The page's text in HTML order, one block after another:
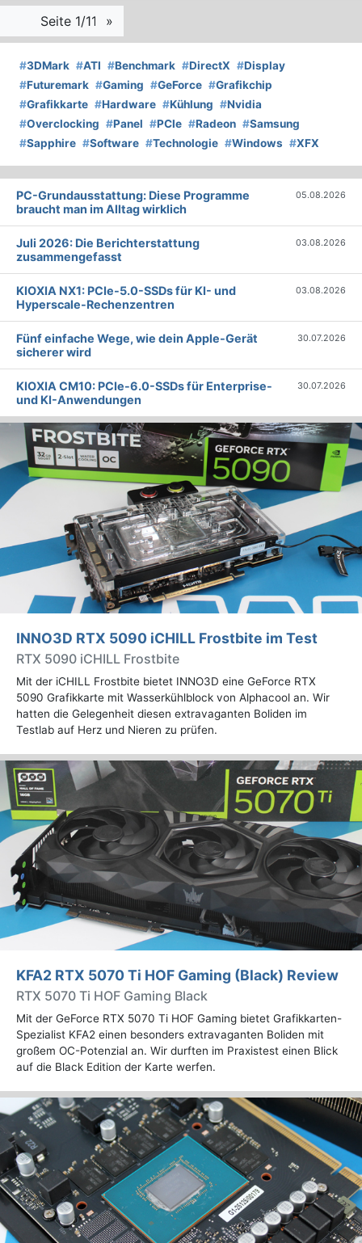
Seite 1/11 »
#3DMark #ATI #Benchmark #DirectX #Display
#Futuremark #Gaming #GeForce #Grafikchip
#Grafikkarte #Hardware #Kühlung #Nvidia
#Overclocking #Panel #PCIe #Radeon #Samsung
#Sapphire #Software #Technologie #Windows #XFX
PC-Grundausstattung: Diese Programme
braucht man im Alltag wirklich
05.08.2026
Juli 2026: Die Bericht­erstattung
zusammengefasst
03.08.2026
KIOXIA NX1: PCIe-5.0-SSDs für KI- und
Hyperscale-Rechenzentren
03.08.2026
Fünf einfache Wege, wie dein Apple-Gerät
sicherer wird
30.07.2026
KIOXIA CM10: PCIe-6.0-SSDs für Enterprise-
und KI-Anwendungen
30.07.2026
INNO3D RTX 5090 iCHILL Frostbite im Test
RTX 5090 iCHILL Frostbite
Mit der iCHILL Frostbite bietet INNO3D eine GeForce RTX
5090 Grafikkarte mit Wasserkühlblock von Alphacool an. Wir
hatten die Gelegenheit diesen extravaganten Boliden im
Testlab auf Herz und Nieren zu prüfen.
KFA2 RTX 5070 Ti HOF Gaming (Black) Review
RTX 5070 Ti HOF Gaming Black
Mit der GeForce RTX 5070 Ti HOF Gaming bietet Grafikkarten-
Spezialist KFA2 einen besonders extravaganten Boliden mit
großem OC-Potenzial an. Wir durften im Praxistest einen Blick
auf die Black Edition der Karte werfen.